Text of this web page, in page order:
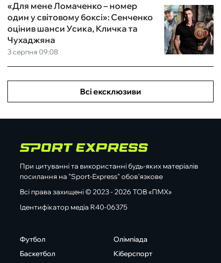
3 серпня 09:08
«Для мене Ломаченко – номер
один у світовому боксі»: Сенченко
оцінив шанси Усика, Кличка та
Чухаджяна
Всі ексклюзиви
При цитуванні та використанні будь-яких матеріалів
посилання на "Sport-Express" обов'язкове
Всі права захищені © 2023 - 2026 ТОВ «ПМХ»
Ідентифікатор медіа R40-06375
Футбол
Баскетбол
Олімпіада
Кіберспорт